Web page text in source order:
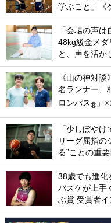
学ぶこと」《
「会場の声
48kg級金メダ
と、声を活か
《山の神対
名ランナー、
ロンパス® 」
「少しぼや
リーグ屈指の
る”ことの重要
38歳でも進化
バスケが上手
ぶ賞 受賞者イ